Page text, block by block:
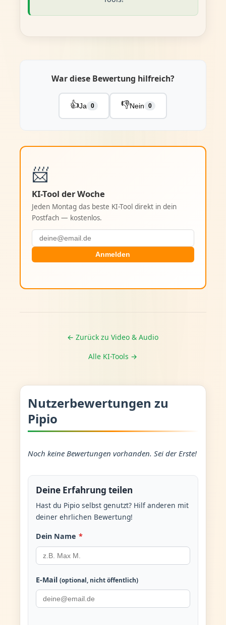
War diese Bewertung hilfreich?
👍Ja 0 👎Nein 0
📨
KI-Tool der Woche
Jeden Montag das beste KI-Tool direkt in dein
Postfach — kostenlos.
Anmelden
← Zurück zu Video & Audio
Alle KI-Tools →
Nutzerbewertungen zu
Pipio
Noch keine Bewertungen vorhanden. Sei der Erste!
Deine Erfahrung teilen
Hast du Pipio selbst genutzt? Hilf anderen mit
deiner ehrlichen Bewertung!
Dein Name *
E-Mail (optional, nicht öffentlich)